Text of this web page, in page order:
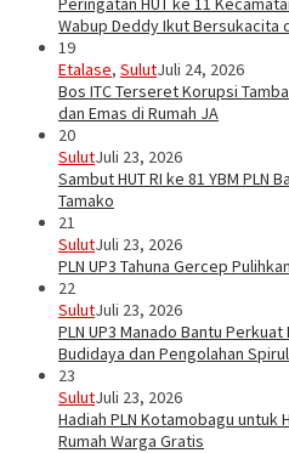
Wabup Deddy Ikut Bersukacita
19
Etalase, SulutJuli 24, 2026
Bos ITC Terseret Korupsi
dan Emas di Rumah JA
20
SulutJuli 23, 2026
Sambut HUT RI ke 81 YBM PLN
Tamako
21
SulutJuli 23, 2026
PLN UP3 Tahuna Gercep
22
SulutJuli 23, 2026
PLN UP3 Manado Bantu
Budidaya dan Pengolahan
23
SulutJuli 23, 2026
Hadiah PLN Kotamobagu untuk
Rumah Warga Gratis